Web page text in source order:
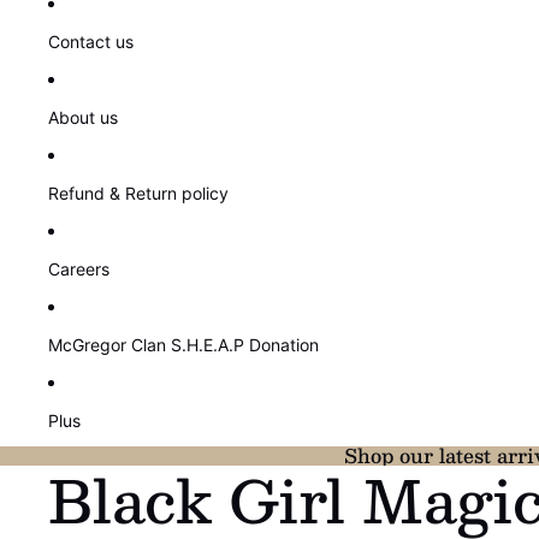
Contact us
About us
Refund & Return policy
Careers
McGregor Clan S.H.E.A.P Donation
Plus
Shop our latest
Black Girl